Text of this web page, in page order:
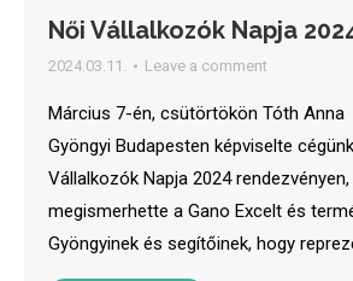
Női Vállalkozók Napja
2024.03.11. Leave a comment
Március 7-én, csütörtökön Tóth Anna
Gyöngyi Budapesten képviselte
Vállalkozók Napja 2024
megismerhette a Gano Excelt és
Gyöngyinek és segítőinek, hogy